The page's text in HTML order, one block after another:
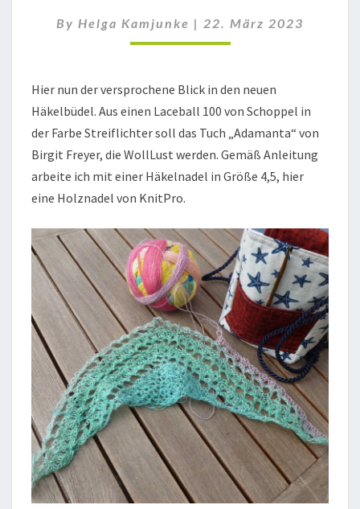
By Helga Kamjunke | 22. März 2023
Hier nun der versprochene Blick in den neuen
Häkelbüdel. Aus einen Laceball 100 von Schoppel in
der Farbe Streiflichter soll das Tuch „Adamanta“ von
Birgit Freyer, die WollLust werden. Gemäß Anleitung
arbeite ich mit einer Häkelnadel in Größe 4,5, hier
eine Holznadel von KnitPro.